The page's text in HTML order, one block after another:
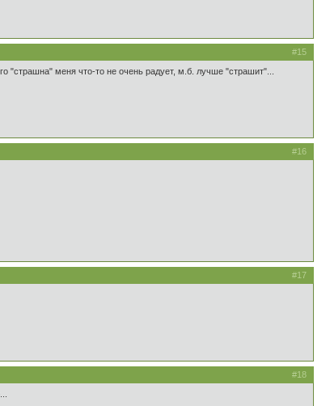
#15
"страшна" меня что-то не очень радует, м.б. лучше "страшит"...
#16
#17
#18